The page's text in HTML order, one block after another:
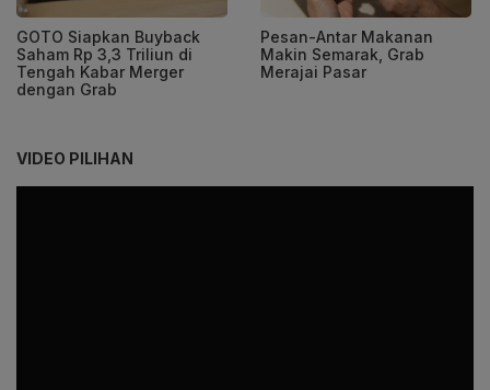
GOTO Siapkan Buyback
Saham Rp 3,3 Triliun di
Tengah Kabar Merger
dengan Grab
Pesan-Antar Makanan
Makin Semarak, Grab
Merajai Pasar
VIDEO PILIHAN